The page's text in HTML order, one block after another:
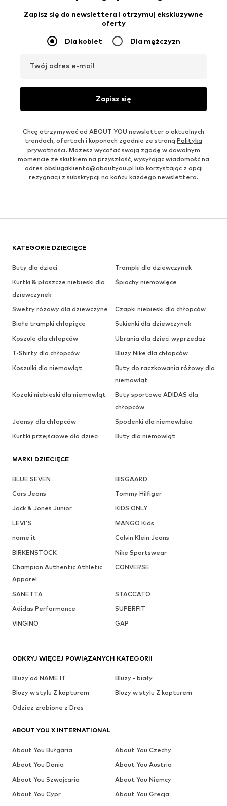
Zapisz się do newslettera i otrzymuj ekskluzywne
oferty
Dla kobiet Dla mężczyzn
Twój adres e-mail
Zapisz się
Chcę otrzymywać od ABOUT YOU newsletter o aktualnych
trendach, ofertach i kuponach zgodnie ze stroną Polityka
prywatności. Możesz wycofać swoją zgodę w dowolnym
momencie ze skutkiem na przyszłość, wysyłając wiadomość na
adres obslugaklienta@aboutyou.pl lub korzystając z opcji
rezygnacji z subskrypcji na końcu każdego newslettera.
KATEGORIE DZIECIĘCE
Buty dla dzieci
Trampki dla dziewczynek
Kurtki & płaszcze niebieski dla
dziewczynek
Śpiochy niemowlęce
Swetry różowy dla dziewczyne
Czapki niebieski dla chłopców
Białe trampki chłopięce
Sukienki dla dziewczynek
Koszule dla chłopców
Ubrania dla dzieci wyprzedaż
T-Shirty dla chłopców
Bluzy Nike dla chłopców
Koszulki dla niemowląt
Buty do raczkowania różowy dla
niemowląt
Kozaki niebieski dla niemowląt
Buty sportowe ADIDAS dla
chłopców
Jeansy dla chłopców
Spodenki dla niemowlaka
Kurtki przejściowe dla dzieci
Buty dla niemowląt
MARKI DZIECIĘCE
BLUE SEVEN
BISGAARD
Cars Jeans
Tommy Hilfiger
Jack & Jones Junior
KIDS ONLY
LEVI'S
MANGO Kids
name it
Calvin Klein Jeans
BIRKENSTOCK
Nike Sportswear
Champion Authentic Athletic
Apparel
CONVERSE
SANETTA
STACCATO
Adidas Performance
SUPERFIT
VINGINO
GAP
ODKRYJ WIĘCEJ POWIĄZANYCH KATEGORII
Bluzy od NAME IT
Bluzy - biały
Bluzy w stylu Z kapturem
Bluzy w stylu Z kapturem
Odzież zrobione z Dres
ABOUT YOU X INTERNATIONAL
About You Bułgaria
About You Czechy
About You Dania
About You Austria
About You Szwajcaria
About You Niemcy
About You Cypr
About You Grecja